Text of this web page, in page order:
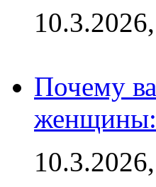
Почему
женщины: